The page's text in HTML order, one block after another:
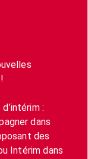
:
dans
des
Intérim dans